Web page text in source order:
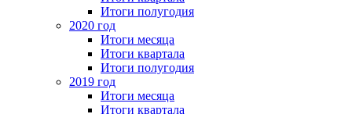
Итоги полугодия
2020 год
Итоги месяца
Итоги квартала
Итоги полугодия
2019 год
Итоги месяца
Итоги квартала